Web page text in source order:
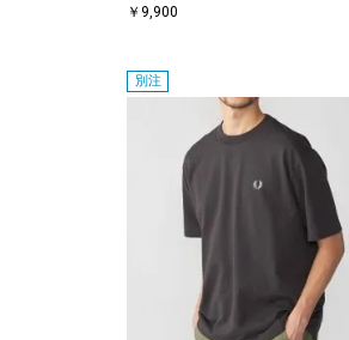
Aライン ワンピース
￥9,900
別注